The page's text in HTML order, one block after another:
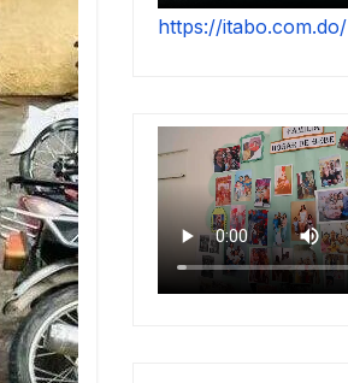
https://itabo.com.do/